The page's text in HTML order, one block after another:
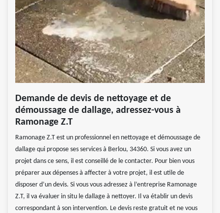
Demande de devis de nettoyage et de
démoussage de dallage, adressez-vous à
Ramonage Z.T
Ramonage Z.T est un professionnel en nettoyage et démoussage de
dallage qui propose ses services à Berlou, 34360. Si vous avez un
projet dans ce sens, il est conseillé de le contacter. Pour bien vous
préparer aux dépenses à affecter à votre projet, il est utile de
disposer d’un devis. Si vous vous adressez à l’entreprise Ramonage
Z.T, il va évaluer in situ le dallage à nettoyer. Il va établir un devis
correspondant à son intervention. Le devis reste gratuit et ne vous